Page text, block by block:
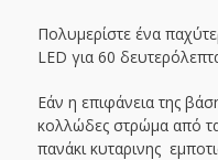
Πολυμερίστε ένα
LED για 60
Εάν η επιφάνεια της
κολλώδες στρώμα από
πανάκι κυταρινης